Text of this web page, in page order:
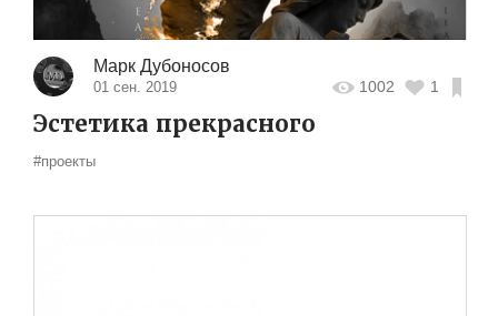
Марк Дубоносов
01 сен. 2019 1002 1
Эстетика прекрасного
#проекты